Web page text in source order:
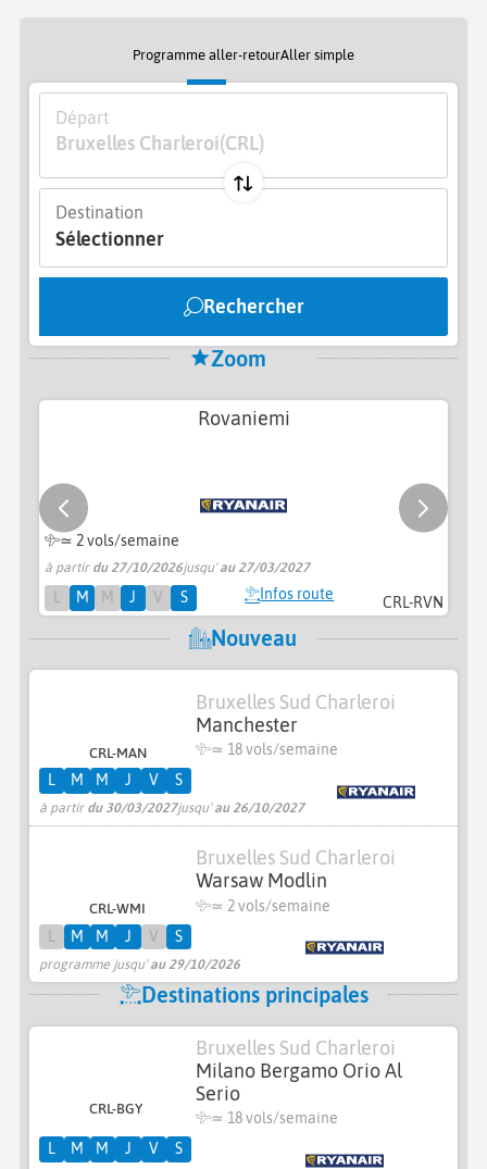
Programme aller-retourAller simple
Départ
Bruxelles Charleroi(CRL)
Destination
Sélectionner
Rechercher
Zoom
CRL-RVN
Rovaniemi
≃ 2 vols/semaine
à partir du 27/10/2026jusqu'au 27/03/2027
L M M J V S Infos route
Nouveau
CRL-MAN
Bruxelles Sud Charleroi
Manchester
≃ 18 vols/semaine
à partir du 30/03/2027jusqu'au 26/10/2027
L M M J V S
CRL-WMI
Bruxelles Sud Charleroi
Warsaw Modlin
≃ 2 vols/semaine
programme jusqu'au 29/10/2026
M M J V S
Destinations principales
CRL-BGY
Bruxelles Sud Charleroi
Milano Bergamo Orio Al
Serio
≃ 18 vols/semaine
L M M J V S